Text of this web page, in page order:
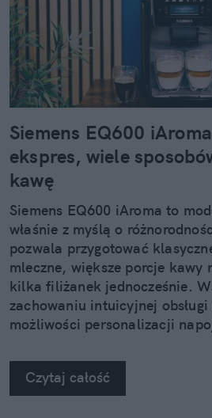
Siemens EQ600
ekspres, wiele
kawę
Siemens EQ600 iAroma to
właśnie z myślą o
pozwala przygotować
mleczne, większe porcje kawy
kilka filiżanek jednocześnie.
zachowaniu intuicyjnej
możliwości personalizacji
Czytaj całość